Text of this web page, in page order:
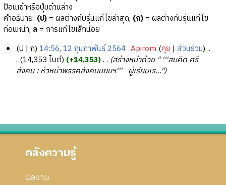
ป้อนเข้าหรือปุ่มด้านล่าง
คำอธิบาย: (ป)= ผลต่างกับรุ่นแก้ไขล่าสุด, (ก)= ผลต่างกับรุ่นแก้ไข
ก่อนหน้า, ล= การแก้ไขเล็กน้อย
า
พั
ป ก 14:56, 12 กุมภาพันธ์ 2564 Apirom คุย ส่วนร่วม ‎
14,353 ไบต์
+14,353 ‎
สร้างหน้าด้วย " '''สมคิด ศรี
สังคม : หัวหน้าพรรคสังคมนิยมฯ''' ผู้เรียบเร..."
คลังความรู้
ผลงาน